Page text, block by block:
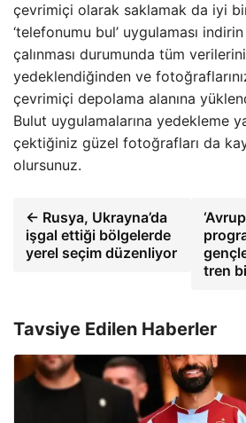
çevrimiçi olarak saklamak da iyi
‘telefonumu bul’ uygulaması
çalınması durumunda tüm
yedeklendiğinden ve
çevrimiçi depolama alanına
Bulut uygulamalarına yedekleme
çektiğiniz güzel fotoğrafları da
olursunuz.
← Rusya, Ukrayna’da
işgal ettiği bölgelerde
yerel seçim düzenliyor
tren
Tavsiye Edilen Haberler